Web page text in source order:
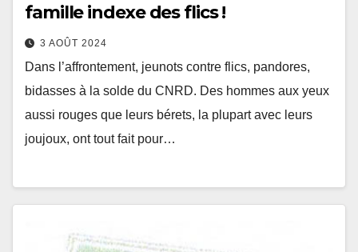
famille indexe des flics !
3 AOÛT 2024
Dans l’affrontement, jeunots contre flics, pandores,
bidasses à la solde du CNRD. Des hommes aux yeux
aussi rouges que leurs bérets, la plupart avec leurs
joujoux, ont tout fait pour…